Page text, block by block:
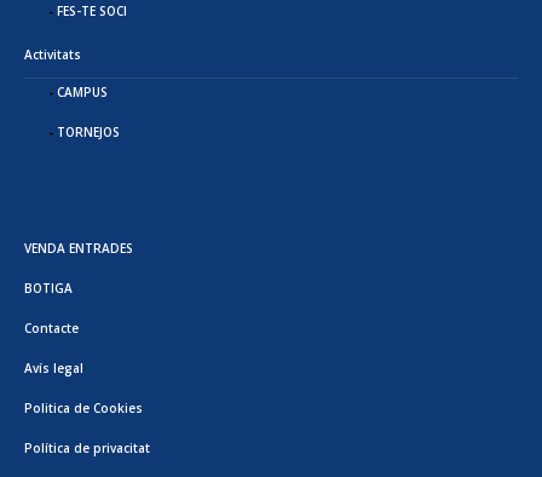
FES-TE SOCI
Activitats
CAMPUS
TORNEJOS
VENDA ENTRADES
BOTIGA
Contacte
Avís legal
Politica de Cookies
Política de privacitat